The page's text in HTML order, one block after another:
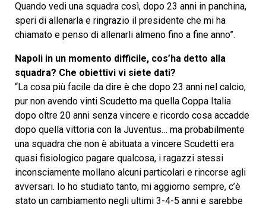
Quando vedi una squadra così, dopo 23 anni in panchina,
speri di allenarla e ringrazio il presidente che mi ha
chiamato e penso di allenarli almeno fino a fine anno”.
Napoli in un momento difficile, cos’ha detto alla
squadra? Che obiettivi vi siete dati?
“La cosa più facile da dire è che dopo 23 anni nel calcio,
pur non avendo vinti Scudetto ma quella Coppa Italia
dopo oltre 20 anni senza vincere e ricordo cosa accadde
dopo quella vittoria con la Juventus… ma probabilmente
una squadra che non è abituata a vincere Scudetti era
quasi fisiologico pagare qualcosa, i ragazzi stessi
inconsciamente mollano alcuni particolari e rincorse agli
avversari. Io ho studiato tanto, mi aggiorno sempre, c’è
stato un cambiamento negli ultimi 3-4-5 anni e sarebbe